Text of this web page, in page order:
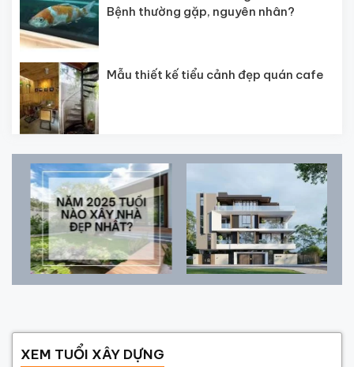
Bệnh thường gặp, nguyên nhân?
Mẫu thiết kế tiểu cảnh đẹp quán cafe
XEM TUỔI XÂY DỰNG